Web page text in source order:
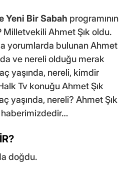
Yeni Bir Sabah programının
Ahmet Şık oldu.
yorumlarda bulunan Ahmet
ve nereli olduğu merak
yaşında, nereli, kimdir
Tv konuğu Ahmet Şık
yaşında, nereli? Ahmet Şık
doğdu.